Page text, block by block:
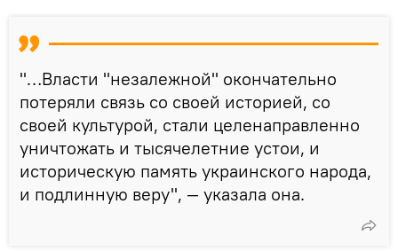
"…Власти "незалежной" окончательно
потеряли связь со своей историей, со
своей культурой, стали целенаправленно
уничтожать и тысячелетние устои, и
историческую память украинского народа,
и подлинную веру", — указала она.